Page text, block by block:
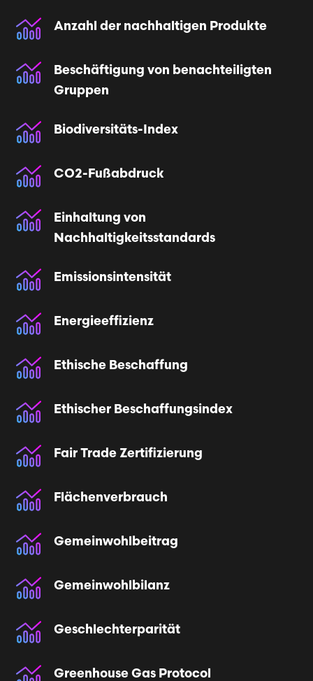
Anzahl der nachhaltigen Produkte
Beschäftigung von benachteiligten
Gruppen
Biodiversitäts-Index
CO2-Fußabdruck
Einhaltung von
Nachhaltigkeitsstandards
Emissionsintensität
Energieeffizienz
Ethische Beschaffung
Ethischer Beschaffungsindex
Fair Trade Zertifizierung
Flächenverbrauch
Gemeinwohlbeitrag
Gemeinwohlbilanz
Geschlechterparität
Greenhouse Gas Protocol